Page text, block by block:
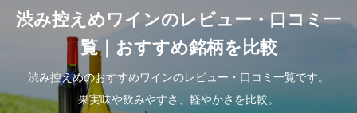
渋み控えめワインのレビュー・口コミ一
覧｜おすすめ銘柄を比較
渋み控えめのおすすめワインのレビュー・口コミ一覧です。
果実味や飲みやすさ、軽やかさを比較。